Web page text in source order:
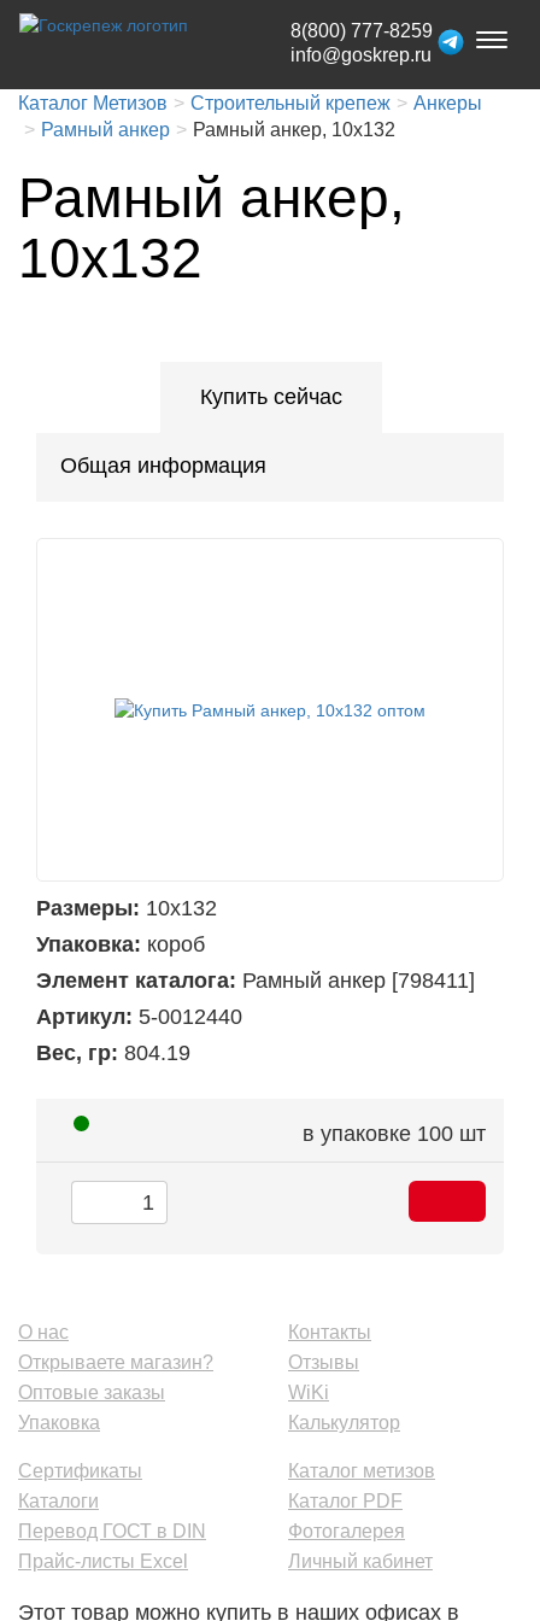
Toggle
8(800) 777-8259
info@goskrep.ru
Каталог Метизов Строительный крепеж
Анкеры
Рамный анкер
Рамный анкер, 10x132
Рамный анкер,
10x132
Купить сейчас
Общая информация
Размеры: 10x132
Упаковка: короб
Элемент каталога: Рамный анкер [798411]
Артикул: 5-0012440
Вес, гр: 804.19
в упаковке 100 шт
О нас
Открываете магазин?
Оптовые заказы
Упаковка
Контакты
Отзывы
WiKi
Калькулятор
Сертификаты
Каталоги
Перевод ГОСТ в DIN
Прайс-листы Excel
Каталог метизов
Каталог PDF
Фотогалерея
Личный кабинет
Этот товар можно купить в наших офисах в